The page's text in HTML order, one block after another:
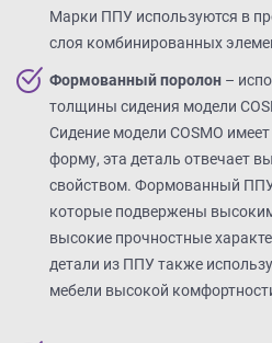
Марки ППУ используются в
слоя комбинированных
Формованный поролон –
толщины сидения модели
Сидение модели COSMO
форму, эта деталь отвечает
свойством. Формованный ППУ
которые подвержены
высокие прочностные
детали из ППУ также
мебели высокой